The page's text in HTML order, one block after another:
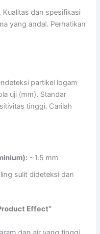
dan spesifikasi
yang andal. Perhatikan
partikel logam
uji (mm). Standar
tinggi. Carilah
~1.5 mm
sulit dideteksi dan
Effect”